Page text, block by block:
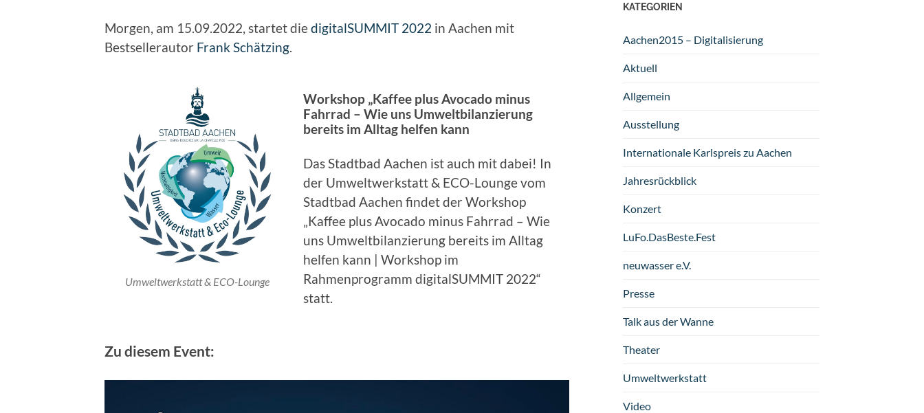
Morgen, am 15.09.2022, startet diedigitalSUMMIT 2022 in Aachen mit
Bestsellerautor Frank Schätzing.
Umweltwerkstatt & ECO-Lounge
Workshop „Kaffee plus Avocado minus
Fahrrad – Wie uns Umweltbilanzierung
bereits im Alltag helfen kann
Das Stadtbad Aachen ist auch mit dabei! In
der Umweltwerkstatt & ECO-Lounge vom
Stadtbad Aachen findet der Workshop
„Kaffee plus Avocado minus Fahrrad – Wie
uns Umweltbilanzierung bereits im Alltag
helfen kann | Workshop im
Rahmenprogramm digitalSUMMIT 2022“
statt.
Zu diesem Event:
KATEGORIEN
Aachen2015 – Digitalisierung
Aktuell
Allgemein
Ausstellung
Internationale Karlspreis zu Aachen
Jahresrückblick
Konzert
LuFo.DasBeste.Fest
neuwasser e.V.
Presse
Talk aus der Wanne
Theater
Umweltwerkstatt
Video